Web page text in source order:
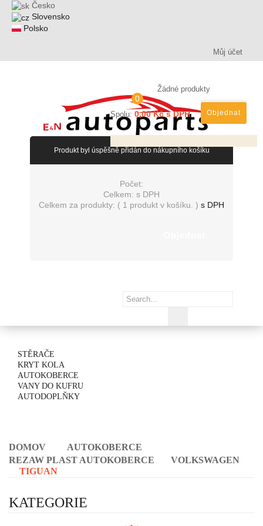
Česko
Slovensko
Polsko
Můj účet
0
Žádné produkty
Spolu: 0,00 Kč s DPH Objednat
Produkt byl úspěšně přidán do nákupního košíku
Počet:
Celkem: s DPH
Celkem za produkty: ( 1 produkt v košíku. ) s DPH
STĚRAČE
KRYT KOLA
AUTOKOBERCE
VANY DO KUFRU
AUTODOPLŇKY
DOMOV
AUTOKOBERCE
REZAW PLAST AUTOKOBERCE
VOLKSWAGEN
TIGUAN
KATEGORIE